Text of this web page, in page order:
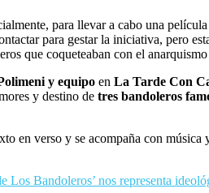
para llevar a cabo una
para gestar la iniciativa, pero
que coqueteaban con el
y equipo en La Tarde Con
y destino de tres bandoleros
en verso y se acompaña con
Los Bandoleros’ nos representa